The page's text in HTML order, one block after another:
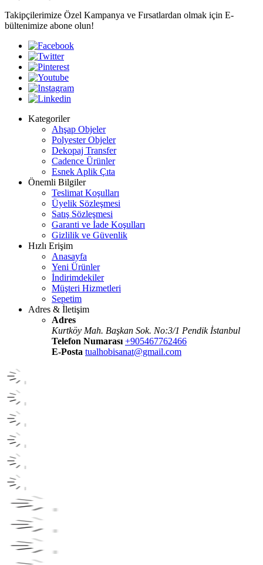
Takipçilerimize Özel Kampanya ve Fırsatlardan olmak için E-
bültenimize abone olun!
Kategoriler
Ahşap Objeler
Polyester Objeler
Dekopaj Transfer
Cadence Ürünler
Esnek Aplik Çıta
Önemli Bilgiler
Teslimat Koşulları
Üyelik Sözleşmesi
Satış Sözleşmesi
Garanti ve İade Koşulları
Gizlilik ve Güvenlik
Hızlı Erişim
Anasayfa
Yeni Ürünler
İndirimdekiler
Müşteri Hizmetleri
Sepetim
Adres & İletişim
Adres
Kurtköy Mah. Başkan Sok. No:3/1 Pendik İstanbul
Telefon Numarası +905467762466
E-Posta tualhobisanat@gmail.com